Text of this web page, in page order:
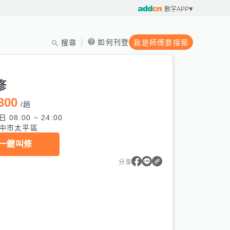
數字APP
搜尋 如何刊登 我是師傅要接案
/趟
08:00 ~ 24:00
市太平區
鍵叫修
分享